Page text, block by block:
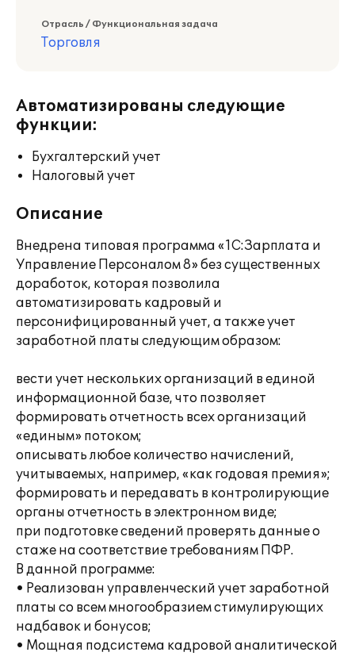
Отрасль / Функциональная задача
Торговля
Автоматизированы следующие
функции:
Бухгалтерский учет
Налоговый учет
Описание
Внедрена типовая программа «1С:Зарплата и
Управление Персоналом 8» без существенных
доработок, которая позволила
автоматизировать кадровый и
персонифицированный учет, а также учет
заработной платы следующим образом:
вести учет нескольких организаций в единой
информационной базе, что позволяет
формировать отчетность всех организаций
«единым» потоком;
описывать любое количество начислений,
учитываемых, например, «как годовая премия»;
формировать и передавать в контролирующие
органы отчетность в электронном виде;
при подготовке сведений проверять данные о
стаже на соответствие требованиям ПФР.
В данной программе:
• Реализован управленческий учет заработной
платы со всем многообразием стимулирующих
надбавок и бонусов;
• Мощная подсистема кадровой аналитической